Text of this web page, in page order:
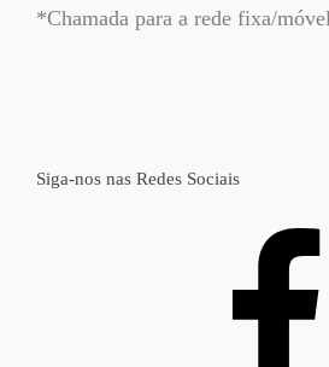
*Chamada para a rede fixa/
Siga-nos nas Redes Sociais